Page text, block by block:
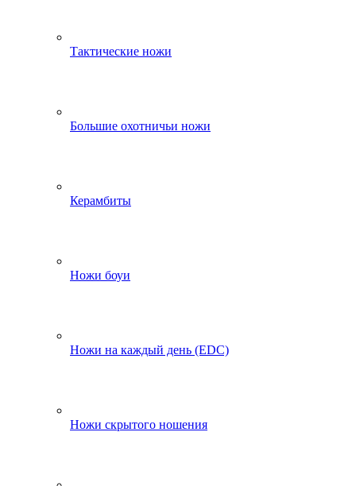
Тактические ножи
Большие охотничьи ножи
Керамбиты
Ножи боуи
Ножи на каждый день (EDC)
Ножи скрытого ношения